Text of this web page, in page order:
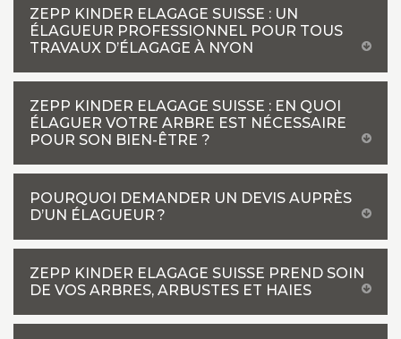
ZEPP KINDER ELAGAGE SUISSE : UN
ÉLAGUEUR PROFESSIONNEL POUR TOUS
TRAVAUX D’ÉLAGAGE À NYON
ZEPP KINDER ELAGAGE SUISSE : EN QUOI
ÉLAGUER VOTRE ARBRE EST NÉCESSAIRE
POUR SON BIEN-ÊTRE ?
POURQUOI DEMANDER UN DEVIS AUPRÈS
D’UN ÉLAGUEUR ?
ZEPP KINDER ELAGAGE SUISSE PREND SOIN
DE VOS ARBRES, ARBUSTES ET HAIES